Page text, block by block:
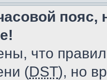
пояс,
что
(DST), но